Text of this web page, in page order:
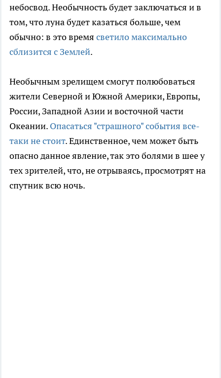
небосвод. Необычность будет заключаться и в
том, что луна будет казаться больше, чем
обычно: в это время светило максимально
сблизится с Землей.
Необычным зрелищем смогут полюбоваться
жители Северной и Южной Америки, Европы,
России, Западной Азии и восточной части
Океании. Опасаться "страшного" события все-
таки не стоит. Единственное, чем может быть
опасно данное явление, так это болями в шее у
тех зрителей, что, не отрываясь, просмотрят на
спутник всю ночь.